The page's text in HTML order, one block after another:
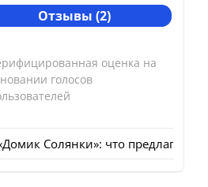
Отзывы (2)
оценка на
голосов
Солянки»: что предлагает